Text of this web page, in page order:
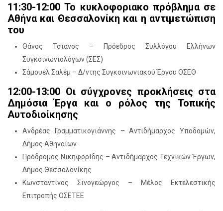
11:30-12:00 Το κυκλοφοριακο πρόβλημα σε
Αθήνα και Θεσσαλονίκη και η αντιμετώπιση
του
Θάνος Τσιάνος – Πρόεδρος Συλλόγου Ελλήνων
Συγκοινωνιολόγων (ΣΕΣ)
Σάμουελ Σαλέμ – Δ/ντης Συγκοινωνιακού Έργου ΟΣΕΘ
12:00-13:00 Oι σύγχρονες προκλήσεις στα
Δημόσια Έργα και ο ρόλος της Τοπικής
Αυτοδιοίκησης
Ανδρέας Γραμματικογιάννης – Αντιδήμαρχος Υποδομών,
Δήμος Αθηναίων
Πρόδρομος Νικηφορίδης – Αντιδήμαρχος Τεχνικών Έργων,
Δήμος Θεσσαλονίκης
Κωνσταντίνος Σινογεώργος – Μέλος Εκτελεστικής
Επιτροπής ΟΣΕΤΕΕ